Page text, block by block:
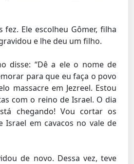
fez. Ele escolheu Gômer, filha
e lhe deu um filho.
disse: “Dê a ele o nome de
para que eu faça o povo
massacre em Jezreel. Estou
com o reino de Israel. O dia
chegando! Vou cortar os
Israel em cavacos no vale de
de novo. Dessa vez, teve